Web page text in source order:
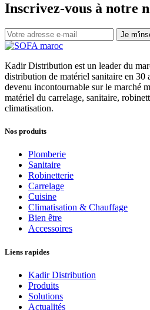
Inscrivez-vous à notre
Je
Kadir Distribution est un leader du
distribution de matériel sanitaire en
devenu incontournable sur le marché
matériel du carrelage, sanitaire,
climatisation.
Nos produits
Plomberie
Sanitaire
Robinetterie
Carrelage
Cuisine
Climatisation & Chauffage
Bien être
Accessoires
Liens rapides
Kadir Distribution
Produits
Solutions
Actualités